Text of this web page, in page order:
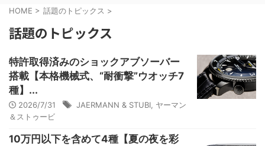
HOME > 話題のトピックス >
話題のトピックス
特許取得済みのショックアブソーバー
搭載【本格機械式、“耐衝撃”ウオッチ7
種】...
2026/7/31 JAERMANN & STUBI ヤーマン
＆ストゥービ
10万円以下を含めて4種【夏の夜を彩